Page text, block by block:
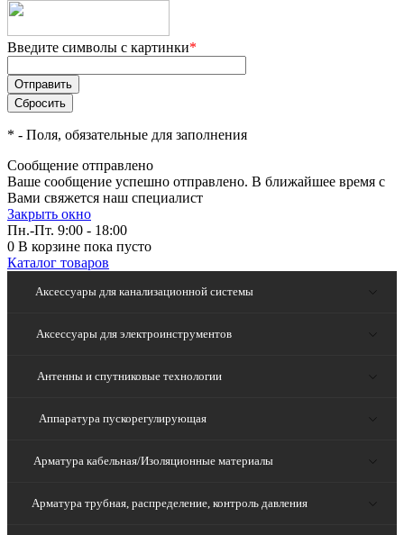
Введите символы с картинки*
* - Поля, обязательные для заполнения
Сообщение отправлено
Ваше сообщение успешно отправлено. В ближайшее время с
Вами свяжется наш специалист
Закрыть окно
Пн.-Пт. 9:00 - 18:00
0 В корзине пока пусто
Каталог товаров
Аксессуары для канализационной системы
Аксессуары для электроинструментов
Антенны и спутниковые технологии
Аппаратура пускорегулирующая
Арматура кабельная/Изоляционные материалы
Арматура трубная, распределение, контроль давления